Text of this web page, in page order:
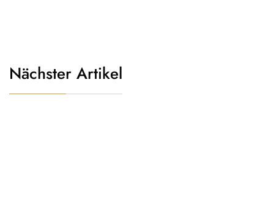
Nächster Artikel